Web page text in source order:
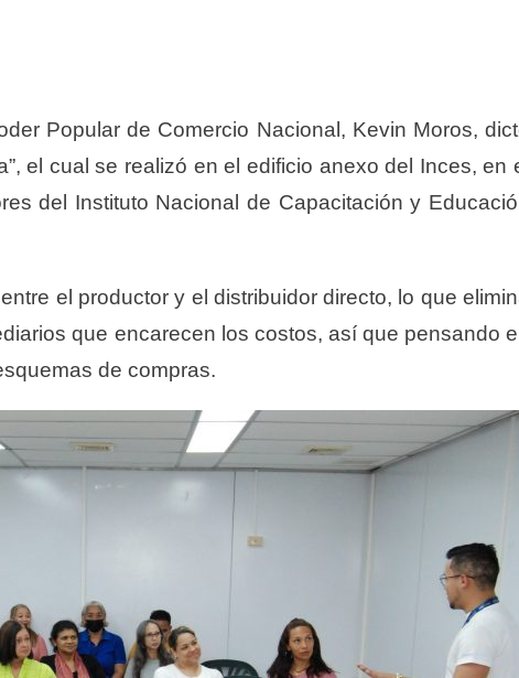
Popular de Comercio Nacional, Kevin Moros,
el cual se realizó en el edificio anexo del Inces, en
del Instituto Nacional de Capacitación y
el productor y el distribuidor directo, lo que
que encarecen los costos, así que pensando
de compras.